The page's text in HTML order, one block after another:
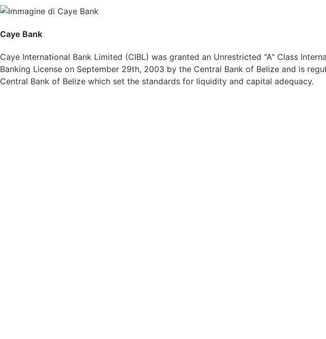
Caye Bank
Caye International Bank Limited (CIBL) was granted an Unrestricted "A" Class
Banking License on September 29th, 2003 by the Central Bank of Belize and is
Central Bank of Belize which set the standards for liquidity and capital adequacy.